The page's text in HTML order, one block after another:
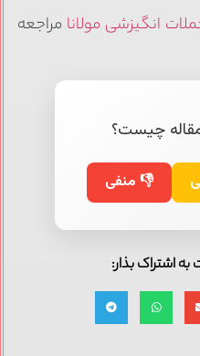
انگیزشی مولانامراجعه
چیست؟
👎 منفی
اشتراک بذار: